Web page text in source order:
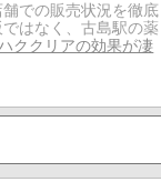
での販売状況を徹底
はなく、古島駅の薬
ククリアの効果が凄